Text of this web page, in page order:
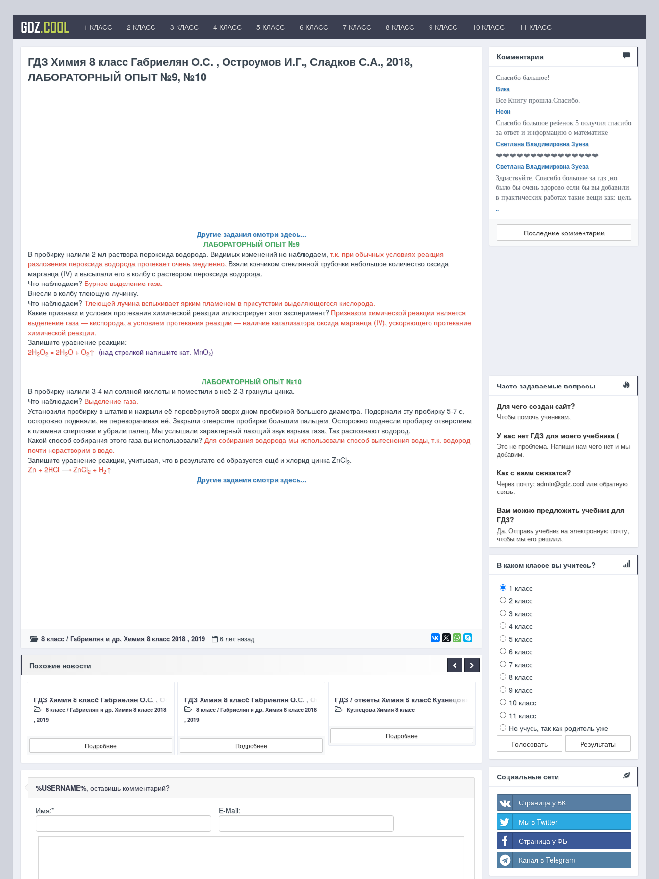
GDZ.COOL 1 КЛАСС 2 КЛАСС 3 КЛАСС 4 КЛАСС 5 КЛАСС 6 КЛАСС 7 КЛАСС 8 КЛАСС 9 КЛАСС 10 КЛАСС 11 КЛАСС
ГДЗ Химия 8 класc Габриелян О.С. , Остроумов И.Г., Сладков С.А., 2018,
ЛАБОРАТОРНЫЙ ОПЫТ №9, №10
Другие задания смотри здесь...
ЛАБОРАТОРНЫЙ ОПЫТ №9
В пробирку налили 2 мл раствора пероксида водорода. Видимых изменений не наблюдаем, т.к. при обычных условиях реакция
разложения пероксида водорода протекает очень медленно. Взяли кончиком стеклянной трубочки небольшое количество оксида
марганца (IV) и высыпали его в колбу с раствором пероксида водорода.
Что наблюдаем? Бурное выделение газа.
Внесли в колбу тлеющую лучинку.
Что наблюдаем? Тлеющей лучина вспыхивает ярким пламенем в присутствии выделяющегося кислорода.
Какие признаки и условия протекания химической реакции иллюстрирует этот эксперимент? Признаком химической реакции является
выделение газа ― кислорода, а условием протекания реакции ― наличие катализатора оксида марганца (IV), ускоряющего протекание
химической реакции.
Запишите уравнение реакции:
2H2O2= 2H2O + O2↑ (над стрелкой напишите кат. MnO₂)
ЛАБОРАТОРНЫЙ ОПЫТ №10
В пробирку налили 3-4 мл соляной кислоты и поместили в неё 2-3 гранулы цинка.
Что наблюдаем? Выделение газа.
Установили пробирку в штатив и накрыли её перевёрнутой вверх дном пробиркой большего диаметра. Подержали эту пробирку 5-7 с,
осторожно поднняли, не переворачивая её. Закрыли отверстие пробирки большим пальцем. Осторожно поднесли пробирку отверстием
к пламени спиртовки и убрали палец. Мы услышали характерный лающий звук взрыва газа. Так распознают водород.
Какой способ собирания этого газа вы использовали? Для собирания водорода мы использовали способ вытеснения воды, т.к. водород
почти нерастворим в воде.
Запишите уравнение реакции, учитывая, что в результате её образуется ещё и хлорид цинка ZnCl2.
Zn + 2HCl ⟶ ZnCl2+ H2↑
Другие задания смотри здесь...
8 класс/ Габриелян и др. Химия 8 класc 2018 , 2019 6 лет назад
Похожие новости
ГДЗ Химия 8 класc Габриелян О.С. , Остроумов И.Г., Сладков С.А., 2018, ЛАБОРАТОРНЫЙ ОПЫТ №7, №8
8 класс/ Габриелян и др. Химия 8 класc 2018
, 2019
Подробнее
ГДЗ Химия 8 класc Габриелян О.С. , Остроумов И.Г., Сладков С.А., 2018, ЛАБОРАТОРНЫЙ ОПЫТ №4, №5, №6
8 класс/ Габриелян и др. Химия 8 класc 2018
, 2019
Подробнее
ГДЗ / ответы Химия 8 класc Кузнецова Н.Е. §17 Сущность, признаки и условия протекания
Кузнецова Химия 8 класc
Подробнее
ГДЗ Химия 8 класc Рудзитис Г.Е., Фельдман
Подробнее
%USERNAME%, оставишь комментарий?
Имя:* E-Mail:
Комментарии
Спасибо бальшое!
Вика
Все.Книгу прошла.Спасибо.
Неон
Спасибо большое ребенок 5 получил спасибо
за ответ и информацию о математике
Светлана Владимировна Зуева
❤️❤️❤️❤️❤️❤️❤️❤️❤️❤️❤️❤️❤️❤️❤️
Светлана Владимировна Зуева
Здраствуйте. Спасибо большое за гдз ,но
было бы очень здорово если бы вы добавили
в практических работах такие вещи как: цель
..
Последние комментарии
Часто задаваемые вопросы
Для чего создан сайт?
Чтобы помочь ученикам.
У вас нет ГДЗ для моего учебника (
Это не проблема. Напиши нам чего нет и мы
добавим.
Как с вами связатся?
Через почту: admin@gdz.cool или обратную
связь.
Вам можно предложить учебник для
ГДЗ?
Да. Отправь учебник на электронную почту,
чтобы мы его решили.
В каком классе вы учитесь?
1 класс
2 класс
3 класс
4 класс
5 класс
6 класс
7 класс
8 класс
9 класс
10 класс
11 класс
Не учусь, так как родитель уже
Голосовать
Результаты
Социальные сети
Страница у ВК
Мы в Twitter
Страница у ФБ
Канал в Telegram